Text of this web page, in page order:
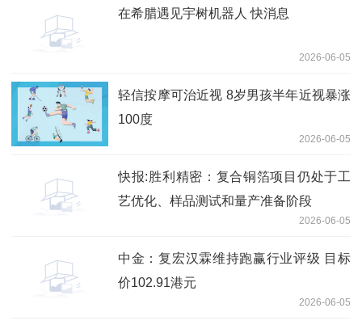
在希腊遇见宇树机器人 快消息
2026-06-05
轻信按摩可治近视 8岁男孩半年近视暴涨
100度
2026-06-05
快报:胜利精密：复合铜箔项目仍处于工
艺优化、样品测试和量产准备阶段
2026-06-05
中金：复宏汉霖维持跑赢行业评级 目标
价102.91港元
2026-06-05